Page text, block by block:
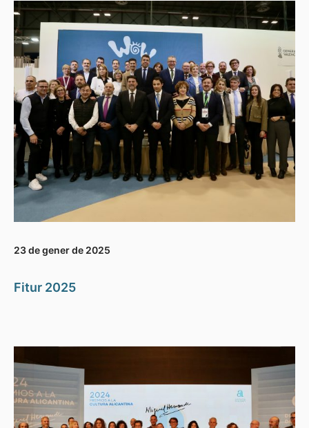
23 de gener de 2025
Fitur 2025